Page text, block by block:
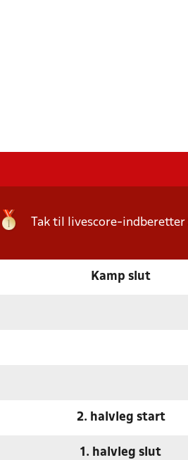
Tak til livescore-indberetter
Kamp slut
2. halvleg start
1. halvleg slut